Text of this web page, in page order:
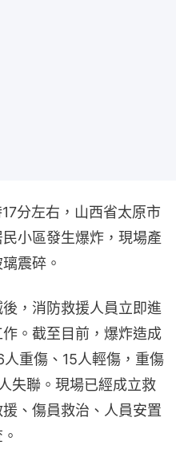
分左右，山西省太原市
小區發生爆炸，現場產
震碎。
，消防救援人員立即進
。截至目前，爆炸造成
重傷、15人輕傷，重傷
失聯。現場已經成立救
、傷員救治、人員安置